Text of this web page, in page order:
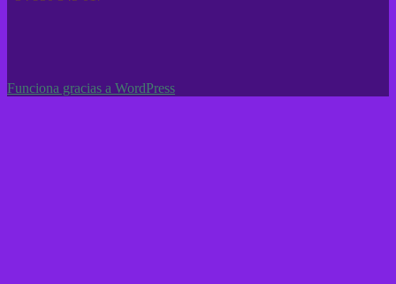
Funciona gracias a WordPress